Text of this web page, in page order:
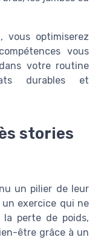
vous optimiserez
vous
votre routine
durables et
stories
un pilier de leur
exercice qui ne
perte de poids,
être grâce à un